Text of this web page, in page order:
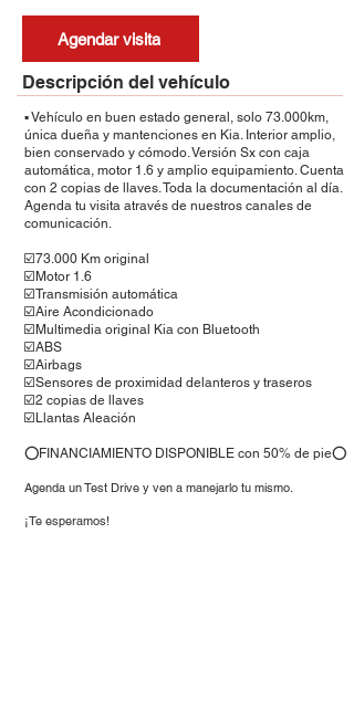
Agendar visita
Descripción del vehículo
▪️ Vehículo en buen estado general, solo 73.000km,
única dueña y mantenciones en Kia. Interior amplio,
bien conservado y cómodo. Versión Sx con caja
automática, motor 1.6 y amplio equipamiento. Cuenta
con 2 copias de llaves. Toda la documentación al día.
Agenda tu visita através de nuestros canales de
comunicación.
☑️73.000 Km original
☑️Motor 1.6
☑️Transmisión automática
☑️Aire Acondicionado
☑️Multimedia original Kia con Bluetooth
☑️ABS
☑️Airbags
☑️Sensores de proximidad delanteros y traseros
☑️2 copias de llaves
☑️Llantas Aleación
⭕️FINANCIAMIENTO DISPONIBLE con 50% de pie⭕️
Agenda un Test Drive y ven a manejarlo tu mismo.
¡Te esperamos!